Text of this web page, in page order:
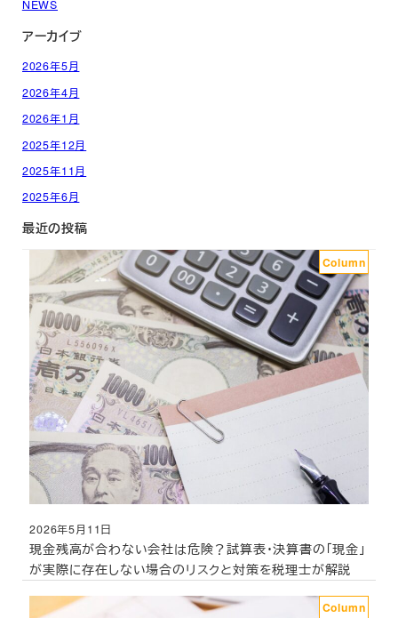
NEWS
アーカイブ
2026年5月
2026年4月
2026年1月
2025年12月
2025年11月
2025年6月
最近の投稿
Column
現金残高が合わない会社は危険？試算表・決算書の「現金」
が実際に存在しない場合のリスクと対策を税理士が解説
投稿日
2026年5月11日
Column